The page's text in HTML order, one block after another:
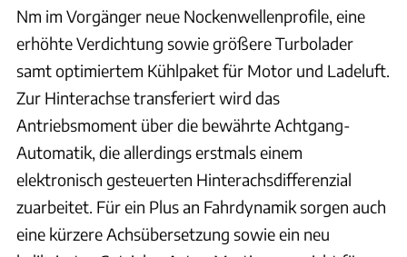
Nm im Vorgänger neue Nockenwellenprofile, eine
erhöhte Verdichtung sowie größere Turbolader
samt optimiertem Kühlpaket für Motor und Ladeluft.
Zur Hinterachse transferiert wird das
Antriebsmoment über die bewährte Achtgang-
Automatik, die allerdings erstmals einem
elektronisch gesteuerten Hinterachsdifferenzial
zuarbeitet. Für ein Plus an Fahrdynamik sorgen auch
eine kürzere Achsübersetzung sowie ein neu